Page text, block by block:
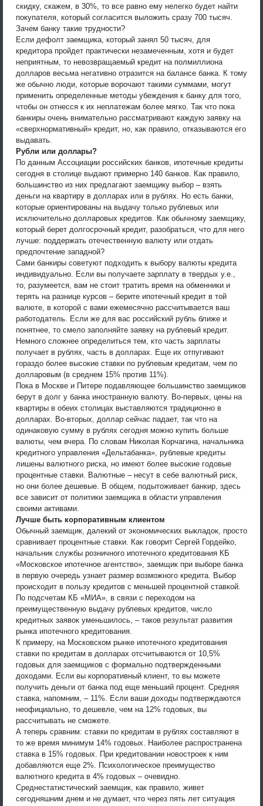
скидку, скажем, в 30%, то все равно ему нелегко будет найти
покупателя, который согласится выложить сразу 700 тысяч.
Зачем банку такие трудности?
Если дефолт заемщика, который занял 50 тысяч, для
кредитора пройдет практически незамеченным, хотя и будет
неприятным, то невозвращаемый кредит на полмиллиона
долларов весьма негативно отразится на балансе банка. К тому
же обычно люди, которые ворочают такими суммами, могут
применить определенные методы убеждения к банку для того,
чтобы он отнесся к их неплатежам более мягко. Так что пока
банкиры очень внимательно рассматривают каждую заявку на
«сверхнормативный» кредит, но, как правило, отказываются его
выдавать.
Рубли или доллары?
По данным Ассоциации российских банков, ипотечные кредиты
сегодня в столице выдают примерно 140 банков. Как правило,
большинство из них предлагают заемщику выбор – взять
деньги на квартиру в долларах или в рублях. Но есть банки,
которые ориентированы на выдачу только рублевых или
исключительно долларовых кредитов. Как обычному заемщику,
который берет долгосрочный кредит, разобраться, что для него
лучше: поддержать отечественную валюту или отдать
предпочтение западной?
Сами банкиры советуют подходить к выбору валюты кредита
индивидуально. Если вы получаете зарплату в твердых у.е.,
то, разумеется, вам не стоит тратить время на обменники и
терять на разнице курсов – берите ипотечный кредит в той
валюте, в которой с вами ежемесячно рассчитывается ваш
работодатель. Если же для вас российский рубль ближе и
понятнее, то смело заполняйте заявку на рублевый кредит.
Немного сложнее определиться тем, кто часть зарплаты
получает в рублях, часть в долларах. Еще их отпугивают
гораздо более высокие ставки по рублевым кредитам, чем по
долларовым (в среднем 15% против 11%).
Пока в Москве и Питере подавляющее большинство заемщиков
берут в долг у банка иностранную валюту. Во-первых, цены на
квартиры в обеих столицах выставляются традиционно в
долларах. Во-вторых, доллар сейчас падает, так что на
одинаковую сумму в рублях сегодня можно купить больше
валюты, чем вчера. По словам Николая Корчагина, начальника
кредитного управления «Дельтабанка», рублевые кредиты
лишены валютного риска, но имеют более высокие годовые
процентные ставки. Валютные – несут в себе валютный риск,
но они более дешевые. В общем, подытоживает банкир, здесь
все зависит от политики заемщика в области управления
своими активами.
Лучше быть корпоративным клиентом
Обычный заемщик, далекий от экономических выкладок, просто
сравнивает процентные ставки. Как говорит Сергей Гордейко,
начальник службы розничного ипотечного кредитования КБ
«Московское ипотечное агентство», заемщик при выборе банка
в первую очередь узнает размер возможного кредита. Выбор
происходит в пользу кредитов с меньшей процентной ставкой.
По подсчетам КБ «МИА», в связи с переходом на
преимущественную выдачу рублевых кредитов, число
кредитных заявок уменьшилось, – таков результат развития
рынка ипотечного кредитования.
К примеру, на Московском рынке ипотечного кредитования
ставки по кредитам в долларах отсчитываются от 10,5%
годовых для заемщиков с формально подтвержденными
доходами. Если вы корпоративный клиент, то вы можете
получить деньги от банка под еще меньший процент. Средняя
ставка, напомним, – 11%. Если ваши доходы подтверждаются
неофициально, то дешевле, чем на 12% годовых, вы
рассчитывать не сможете.
А теперь сравним: ставки по кредитам в рублях составляют в
то же время минимум 14% годовых. Наиболее распространена
ставка в 15% годовых. При кредитовании новостроек к ним
добавляются еще 2%. Психологическое преимущество
валютного кредита в 4% годовых – очевидно.
Среднестатистический заемщик, как правило, живет
сегодняшним днем и не думает, что через пять лет ситуация